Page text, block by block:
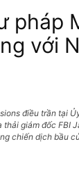
pháp
với
điều trần tại
giám đốc FBI
chiến dịch bầu